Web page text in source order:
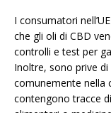
I consumatori
che gli oli di CBD
controlli e test per
Inoltre, sono prive
comunemente nella
contengono tracce